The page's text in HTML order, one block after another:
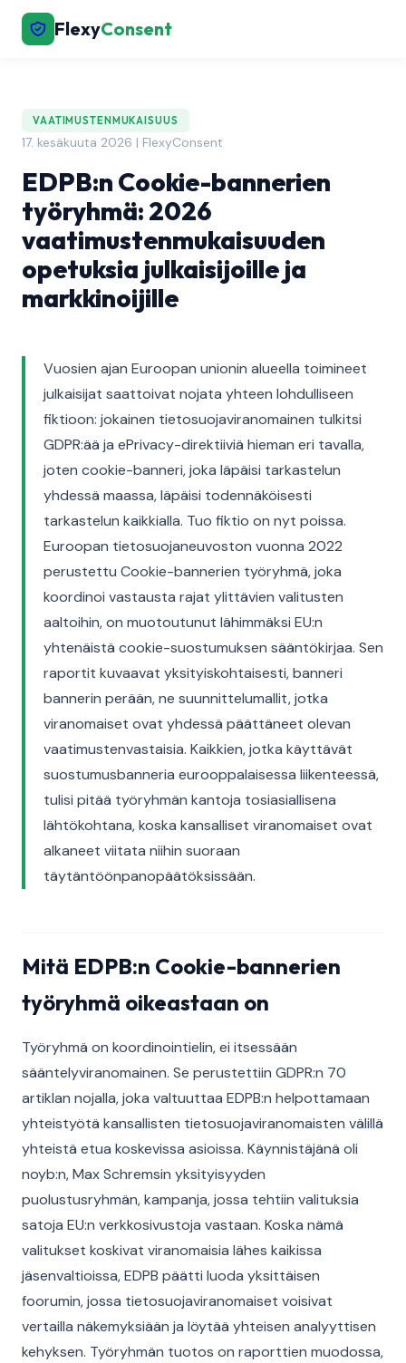
FlexyConsent
VAATIMUSTENMUKAISUUS
17. kesäkuuta 2026 | FlexyConsent
EDPB:n Cookie-bannerien
työryhmä: 2026
vaatimustenmukaisuuden
opetuksia julkaisijoille ja
markkinoijille
Vuosien ajan Euroopan unionin alueella toimineet
julkaisijat saattoivat nojata yhteen lohdulliseen
fiktioon: jokainen tietosuojaviranomainen tulkitsi
GDPR:ää ja ePrivacy-direktiiviä hieman eri tavalla,
joten cookie-banneri, joka läpäisi tarkastelun
yhdessä maassa, läpäisi todennäköisesti
tarkastelun kaikkialla. Tuo fiktio on nyt poissa.
Euroopan tietosuojaneuvoston vuonna 2022
perustettu Cookie-bannerien työryhmä, joka
koordinoi vastausta rajat ylittävien valitusten
aaltoihin, on muotoutunut lähimmäksi EU:n
yhtenäistä cookie-suostumuksen sääntökirjaa. Sen
raportit kuvaavat yksityiskohtaisesti, banneri
bannerin perään, ne suunnittelumallit, jotka
viranomaiset ovat yhdessä päättäneet olevan
vaatimustenvastaisia. Kaikkien, jotka käyttävät
suostumusbanneria eurooppalaisessa liikenteessä,
tulisi pitää työryhmän kantoja tosiasiallisena
lähtökohtana, koska kansalliset viranomaiset ovat
alkaneet viitata niihin suoraan
täytäntöönpanopäätöksissään.
Mitä EDPB:n Cookie-bannerien
työryhmä oikeastaan on
Työryhmä on koordinointielin, ei itsessään
sääntelyviranomainen. Se perustettiin GDPR:n 70
artiklan nojalla, joka valtuuttaa EDPB:n helpottamaan
yhteistyötä kansallisten tietosuojaviranomaisten välillä
yhteistä etua koskevissa asioissa. Käynnistäjänä oli
noyb:n, Max Schremsin yksityisyyden
puolustusryhmän, kampanja, jossa tehtiin valituksia
satoja EU:n verkkosivustoja vastaan. Koska nämä
valitukset koskivat viranomaisia lähes kaikissa
jäsenvaltioissa, EDPB päätti luoda yksittäisen
foorumin, jossa tietosuojaviranomaiset voisivat
vertailla näkemyksiään ja löytää yhteisen analyyttisen
kehyksen. Työryhmän tuotos on raporttien muodossa,